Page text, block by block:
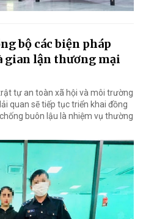
bộ các biện pháp
gian lận thương mại
tự an toàn xã hội và môi trường
quan sẽ tiếp tục triển khai đồng
buôn lậu là nhiệm vụ thường